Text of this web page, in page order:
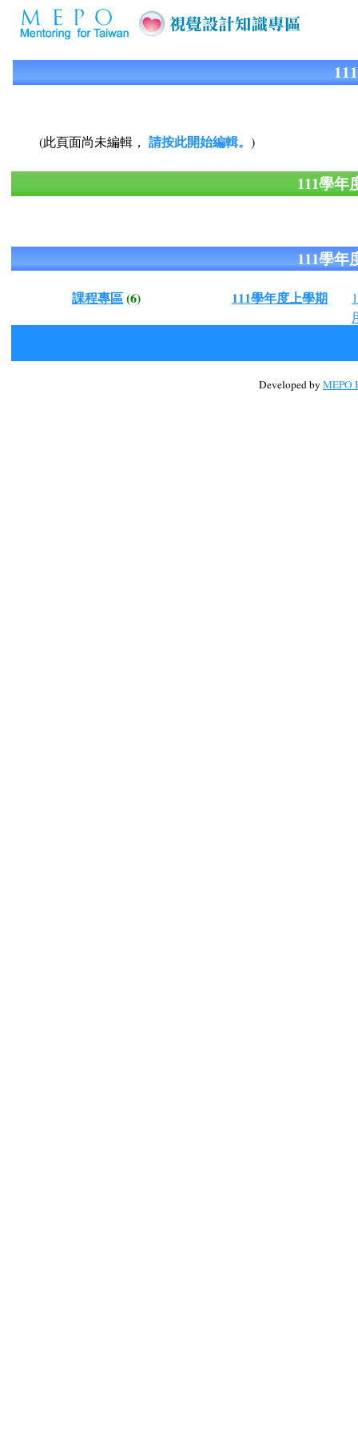
(此頁面尚未編輯， 請按此開始編輯。 )
111學年
111學年
課程專區(6) 111學年度上學期
Developed by MEPO